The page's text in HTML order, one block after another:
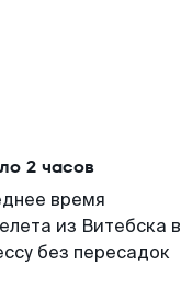
2 часов
время
из Витебска в
без пересадок